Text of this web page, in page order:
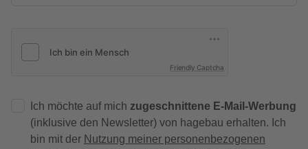
Friendly Captcha
Ich möchte auf mich zugeschnittene E-Mail-Werbung
(inklusive den Newsletter) von hagebau erhalten. Ich
bin mit der Nutzung meiner personenbezogenen